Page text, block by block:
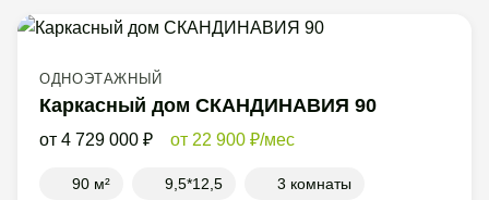
ОДНОЭТАЖНЫЙ
Каркасный дом СКАНДИНАВИЯ 90
4 729 000 22 900 /мес
90 м² 9,5*12,5 3 комнаты